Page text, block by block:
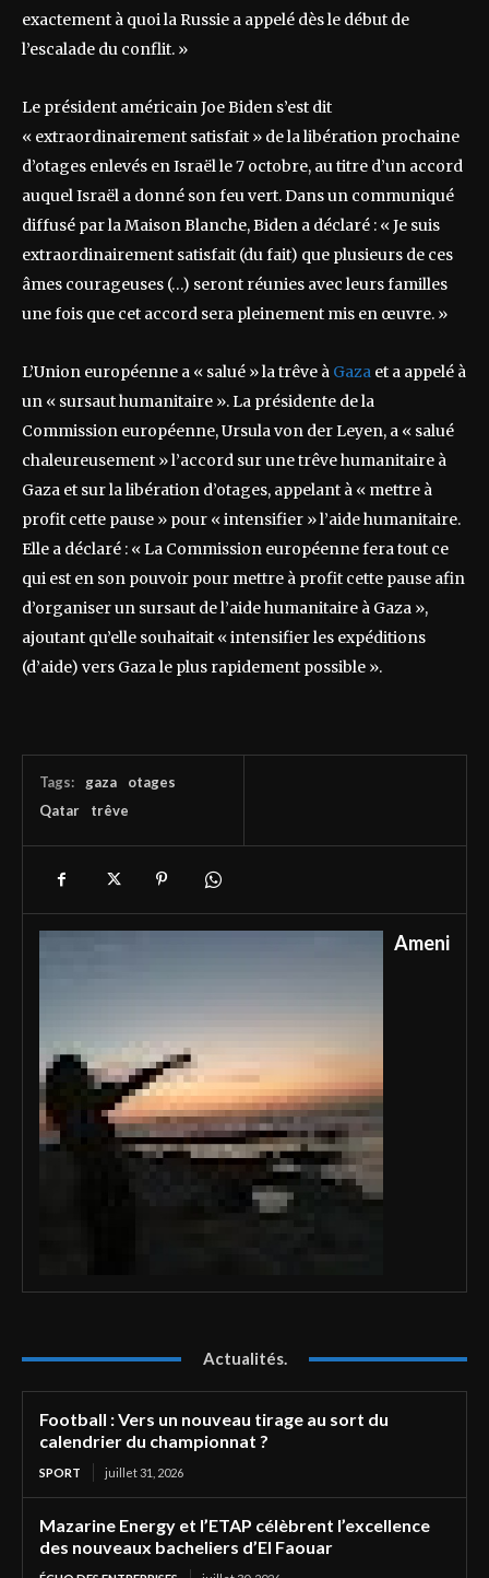
exactement à quoi la Russie a appelé dès le début de
l’escalade du conflit. »
Le président américain Joe Biden s’est dit
« extraordinairement satisfait » de la libération prochaine
d’otages enlevés en Israël le 7 octobre, au titre d’un accord
auquel Israël a donné son feu vert. Dans un communiqué
diffusé par la Maison Blanche, Biden a déclaré : « Je suis
extraordinairement satisfait (du fait) que plusieurs de ces
âmes courageuses (…) seront réunies avec leurs familles
une fois que cet accord sera pleinement mis en œuvre. »
L’Union européenne a « salué » la trêve à Gaza et a appelé à
un « sursaut humanitaire ». La présidente de la
Commission européenne, Ursula von der Leyen, a « salué
chaleureusement » l’accord sur une trêve humanitaire à
Gaza et sur la libération d’otages, appelant à « mettre à
profit cette pause » pour « intensifier » l’aide humanitaire.
Elle a déclaré : « La Commission européenne fera tout ce
qui est en son pouvoir pour mettre à profit cette pause afin
d’organiser un sursaut de l’aide humanitaire à Gaza »,
ajoutant qu’elle souhaitait « intensifier les expéditions
(d’aide) vers Gaza le plus rapidement possible ».
Tags: gaza
otages
Qatar
trêve
Ameni
Actualités.
Football : Vers un nouveau tirage au sort du
calendrier du championnat ?
SPORT juillet 31, 2026
Mazarine Energy et l’ETAP célèbrent l’excellence
des nouveaux bacheliers d’El Faouar